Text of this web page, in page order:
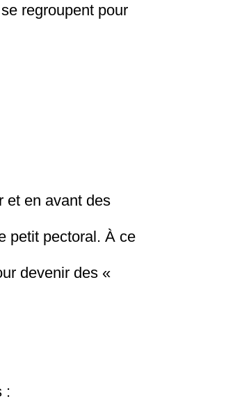
regroupent pour
et en avant des
petit pectoral. À ce
devenir des «
: